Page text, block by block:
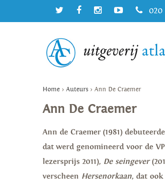
Home > Auteurs > Ann De Craemer
Ann De Craemer
Ann de Craemer (1981)
dat werd genomineerd voor de
lezersprijs 2011), De seingever
verscheen Hersenorkaan, dat